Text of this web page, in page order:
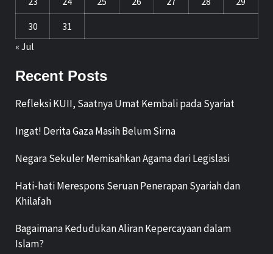
30
31
« Jul
Recent Posts
Refleksi KUII, Saatnya Umat Kembali pada Syariat
Ingat! Derita Gaza Masih Belum Sirna
Negara Sekuler Memisahkan Agama dari Legislasi
Hati-hati Merespons Seruan Penerapan Syariah dan
Khilafah
Bagaimana Kedudukan Aliran Kepercayaan dalam
Islam?